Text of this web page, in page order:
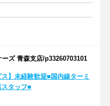
ズ 青森支店/p33260703101
ス】未経験歓迎■国内線ターミ
タッフ■